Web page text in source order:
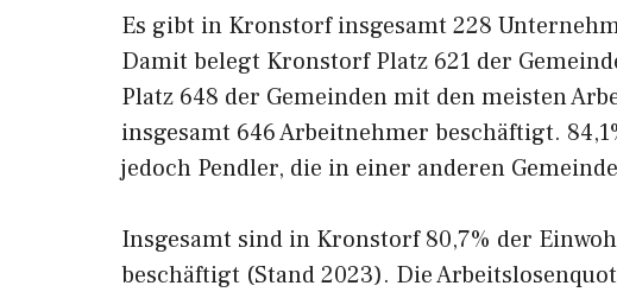
Es gibt in Kronstorf insgesamt 228
Damit belegt Kronstorf Platz 621 der
Platz 648 der Gemeinden mit den meisten
insgesamt 646 Arbeitnehmer beschäftigt.
jedoch Pendler, die in einer anderen
Insgesamt sind in Kronstorf 80,7% der
beschäftigt (Stand 2023). Die